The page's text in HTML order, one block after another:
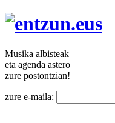
Musika albisteak
eta agenda astero
zure postontzian!
zure e-maila: